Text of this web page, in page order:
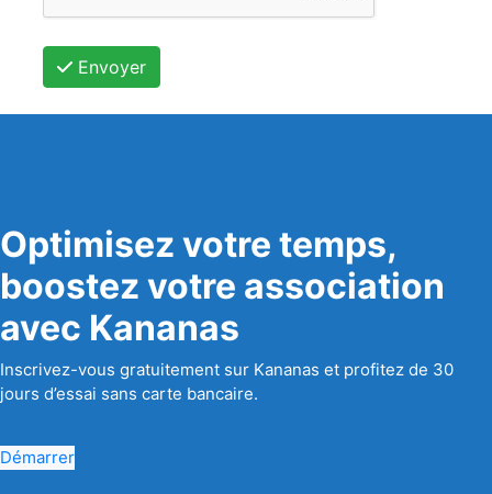
Envoyer
Optimisez votre temps,
boostez votre association
avec Kananas
Inscrivez-vous gratuitement sur Kananas et profitez de 30
jours d’essai sans carte bancaire.
Démarrer